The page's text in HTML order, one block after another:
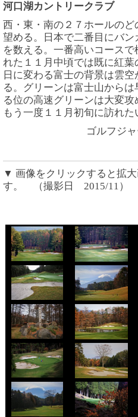
河口湖カントリークラブ
西・東・南の２７ホールの
望める。日本で二番目にバン
を数える。一番高いコース
れた１１月中頃では既に紅
日に変わる富士の背景は雲
る。グリーンは富士山から
る位の高速グリーンは大変攻
もう一度１１月初旬に訪れた
ゴルフジ
▼ 画像をクリックすると拡
す。 （撮影日 2015/11）